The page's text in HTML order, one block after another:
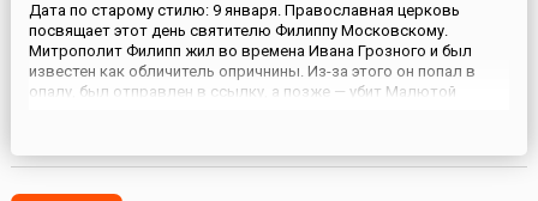
Дата по старому стилю: 9 января. Православная церковь
посвящает этот день святителю Филиппу Московскому.
Митрополит Филипп жил во времена Ивана Грозного и был
известен как обличитель опричнины. Из-за этого он попал в
опалу, был отправлен в ссылку, а позже — убит Малютой
накапливалось множес...